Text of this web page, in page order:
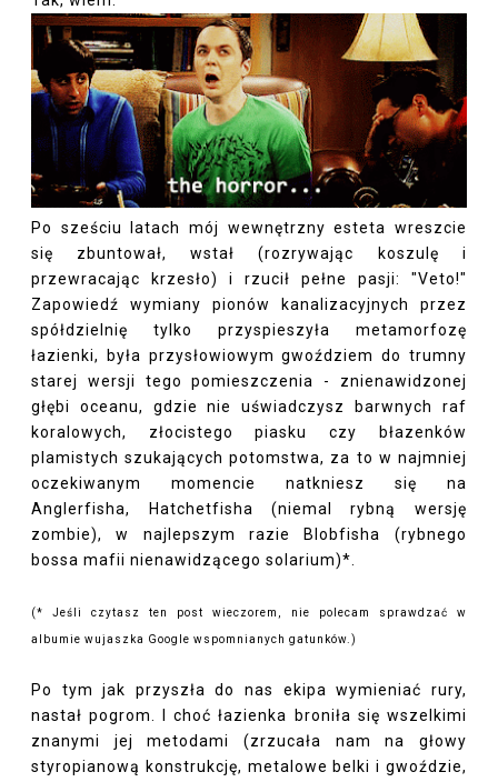
Po sześciu latach mój wewnętrzny esteta wreszcie
się zbuntował, wstał (rozrywając koszulę i
przewracając krzesło) i rzucił pełne pasji: "Veto!"
Zapowiedź wymiany pionów kanalizacyjnych przez
spółdzielnię tylko przyspieszyła metamorfozę
łazienki, była przysłowiowym gwoździem do trumny
starej wersji tego pomieszczenia - znienawidzonej
głębi oceanu, gdzie nie uświadczysz barwnych raf
koralowych, złocistego piasku czy błazenków
plamistych szukających potomstwa, za to w najmniej
oczekiwanym momencie natkniesz się na
Anglerfisha, Hatchetfisha (niemal rybną wersję
zombie), w najlepszym razie Blobfisha (rybnego
bossa mafii nienawidzącego solarium)*.
(* Jeśli czytasz ten post wieczorem, nie polecam sprawdzać w
albumie wujaszka Google wspomnianych gatunków.)
Po tym jak przyszła do nas ekipa wymieniać rury,
nastał pogrom. I choć łazienka broniła się wszelkimi
znanymi jej metodami (zrzucała nam na głowy
styropianową konstrukcję, metalowe belki i gwoździe,